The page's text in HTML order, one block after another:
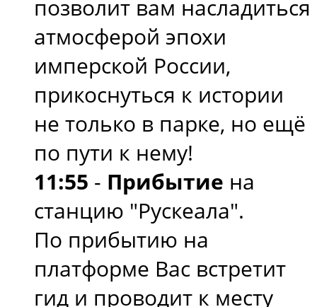
позволит вам насладиться
атмосферой эпохи
имперской России,
прикоснуться к истории
не только в парке, но ещё
по пути к нему!
11:55 - Прибытие на
станцию "Рускеала".
По прибытию на
платформе Вас встретит
гид и проводит к месту